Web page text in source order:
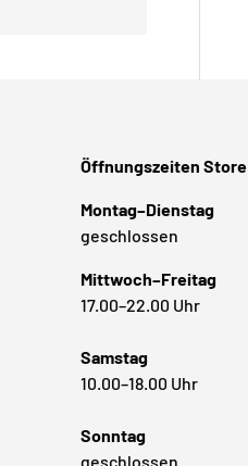
Öffnungszeiten Store
Montag–Dienstag
geschlossen
Mittwoch–Freitag
17.00–22.00 Uhr
Samstag
10.00–18.00 Uhr
Sonntag
geschlossen